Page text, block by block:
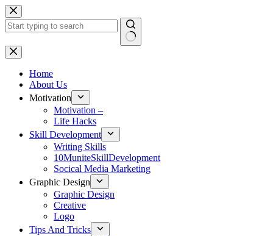
Skip
to
content
No
results
Home
About Us
Motivation
Motivation –
Life Hacks
Skill Development
Writing Skills
10MuniteSkillDevelopment
Socical Media Marketing
Graphic Design
Graphic Design
Creative
Logo
Tips And Tricks